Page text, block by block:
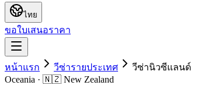
ไทย
ขอใบเสนอราคา
หน้าแรก วีซ่ารายประเทศ วีซ่านิวซีแลนด์
Oceania · 🇳🇿 New Zealand